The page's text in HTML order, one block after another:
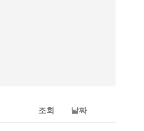
조회 날짜